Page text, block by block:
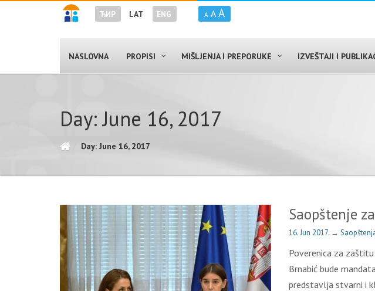
ЋИР LAT ENG A A A
NASLOVNA PROPISI MIŠLJENJA I PREPORUKE IZVEŠTAJI I
Day: June 16, 2017
Day: June 16, 2017
Saopštenje
16. Jun 2017. →
Poverenica za
Brnabić bude
predstavlja stvarni i